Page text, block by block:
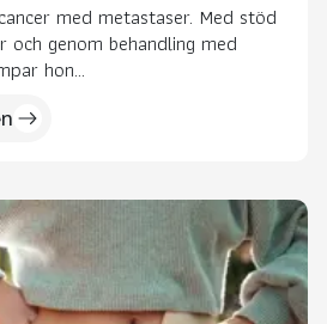
med metastaser. Med stöd
genom behandling med
hon...